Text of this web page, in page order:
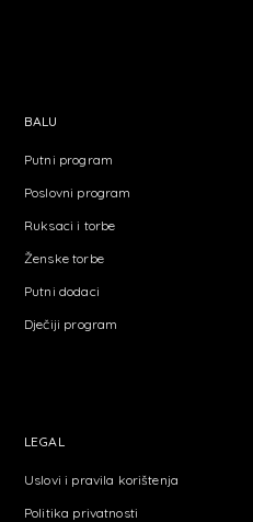
BALU
Putni program
Poslovni program
Ruksaci i torbe
Ženske torbe
Putni dodaci
Dječiji program
LEGAL
Uslovi i pravila korištenja
Politika privatnosti